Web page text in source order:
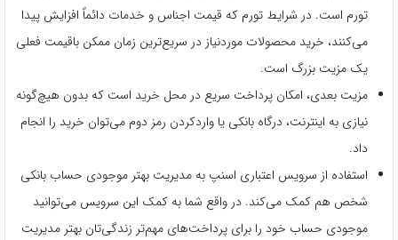
تورم‌ است. در شرایط تورم که قیمت اجناس و خدمات دائماً افزایش پیدا
می‌کنند، خرید محصولات موردنیاز در سریع‌ترین زمان ممکن باقیمت فعلی
یک مزیت بزرگ است.
مزیت بعدی، امکان پرداخت سریع در محل خرید است که بدون هیچ‌گونه
نیازی به اینترنت، درگاه بانکی یا واردکردن رمز دوم می‌توان خرید را انجام
داد.
استفاده از سرویس اعتباری اسنپ به مدیریت بهتر موجودی حساب بانکی
شخص هم کمک می‌کند. در واقع شما به کمک این سرویس می‌توانید
موجودی حساب خود را برای پرداخت‌های مهم‌تر زندگی‌تان بهتر مدیریت